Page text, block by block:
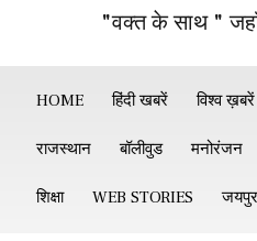
"वक्त के साथ "
HOME हिंदी खबरें विश्व ख़बरें
राजस्थान बॉलीवुड मनोरंजन
शिक्षा WEB STORIES जयपुर